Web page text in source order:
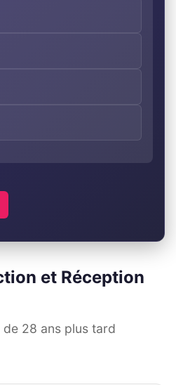
et Réception
de 28 ans plus tard